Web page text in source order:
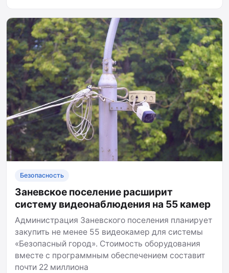
Безопасность
Заневское поселение расширит
систему видеонаблюдения на 55 камер
Администрация Заневского поселения планирует
закупить не менее 55 видеокамер для системы
«Безопасный город». Стоимость оборудования
вместе с программным обеспечением составит
почти 22 миллиона